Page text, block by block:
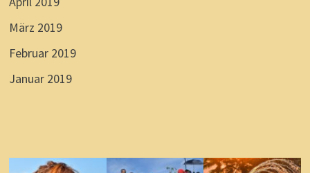
März 2019
Februar 2019
Januar 2019